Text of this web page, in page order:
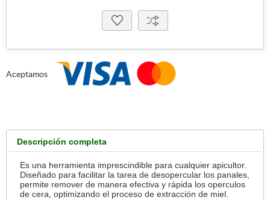
Aceptamos
Descripción completa
Es una herramienta imprescindible para cualquier apicultor.
Diseñado para facilitar la tarea de desopercular los panales,
permite remover de manera efectiva y rápida los operculos
de cera, optimizando el proceso de extracción de miel.